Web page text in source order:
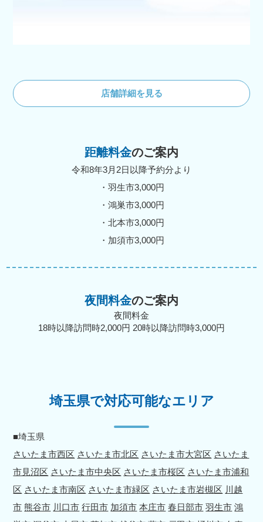
店舗詳細を見る
距離料金のご案内
令和8年3月2日以降予約分より
・羽生市3,000円
・鴻巣市3,000円
・北本市3,000円
・加須市3,000円
夜間料金のご案内
夜間料金
18時以降訪問時2,000円 20時以降訪問時3,000円
埼玉県で対応可能なエリア
■埼玉県
さいたま市西区 さいたま市北区 さいたま市大宮区 さいたま
市見沼区 さいたま市中央区 さいたま市桜区 さいたま市浦和
区 さいたま市南区 さいたま市緑区 さいたま市岩槻区 川越
市 熊谷市 川口市 行田市 加須市 本庄市 春日部市 羽生市 鴻